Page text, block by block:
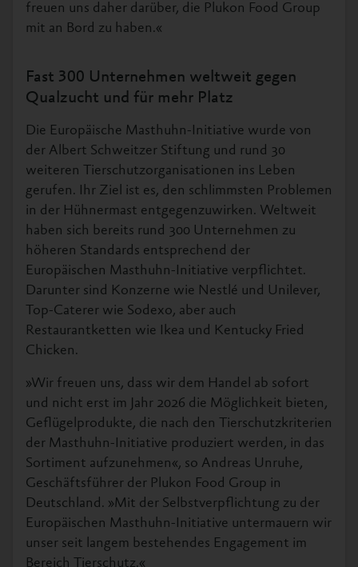
freuen uns daher darüber, die Plukon Food Group
mit an Bord zu haben.«
Fast 300 Unternehmen weltweit gegen
Qualzucht und für mehr Platz
Die Europäische Masthuhn-Initiative wurde von
der Albert Schweitzer Stiftung und rund 30
weiteren Tierschutzorganisationen ins Leben
gerufen. Ihr Ziel ist es, den schlimmsten Problemen
in der Hühnermast entgegenzuwirken. Weltweit
haben sich bereits rund 300 Unternehmen zu
höheren Standards entsprechend der
Europäischen Masthuhn-Initiative verpflichtet.
Darunter sind Konzerne wie Nestlé und Unilever,
Top-Caterer wie Sodexo, aber auch
Restaurantketten wie Ikea und Kentucky Fried
Chicken.
»Wir freuen uns, dass wir dem Handel ab sofort
und nicht erst im Jahr 2026 die Möglichkeit bieten,
Geflügelprodukte, die nach den Tierschutzkriterien
der Masthuhn-Initiative produziert werden, in das
Sortiment aufzunehmen«, so Andreas Unruhe,
Geschäftsführer der Plukon Food Group in
Deutschland. »Mit der Selbstverpflichtung zu der
Europäischen Masthuhn-Initiative untermauern wir
unser seit langem bestehendes Engagement im
Bereich Tierschutz.«